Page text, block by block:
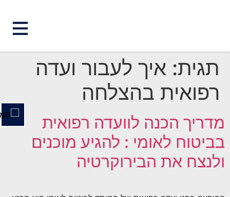
השבת את ההבזקים
title סמן כותרות
settings צבע רקע
zoom_in זום (הגדלה)
remove_circle_outline הקטנת גופן
add_circle_outline הגדלת גופן
תגית: איך לעבור ועדה
רפואית בהצלחה
מדריך הכנה לוועדה רפואית
בביטוח לאומי : להגיע מוכנים
ולנצח את הבירוקרטיה